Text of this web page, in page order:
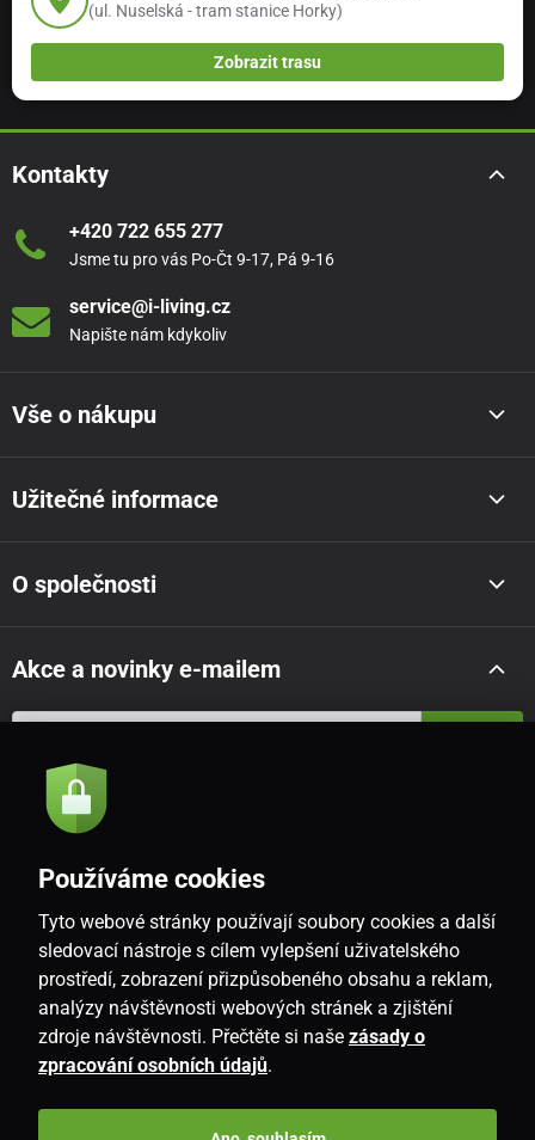
(ul. Nuselská - tram stanice Horky)
Zobrazit trasu
Kontakty
+420 722 655 277
Jsme tu pro vás Po-Čt 9-17, Pá 9-16
service@i-living.cz
Napište nám kdykoliv
Vše o nákupu
Užitečné informace
O společnosti
Akce a novinky e-mailem
Souhlasím se
CZ
Používáme cookies
Tyto webové stránky používají soubory cookies a další
sledovací nástroje s cílem vylepšení uživatelského
prostředí, zobrazení přizpůsobeného obsahu a reklam,
analýzy návštěvnosti webových stránek a zjištění
zdroje návštěvnosti. Přečtěte si naše zásady o
zpracování osobních údajů.